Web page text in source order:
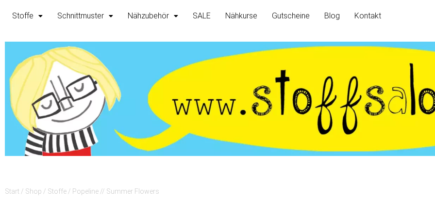
InhaltStoffe Schnittmuster Nähzubehör SALE Nähkurse Gutscheine Blog Kontakt
Start / Shop / Stoffe / Popeline // Summer Flowers